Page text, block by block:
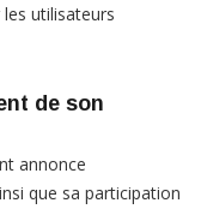
les utilisateurs
de son
annonce
que sa participation